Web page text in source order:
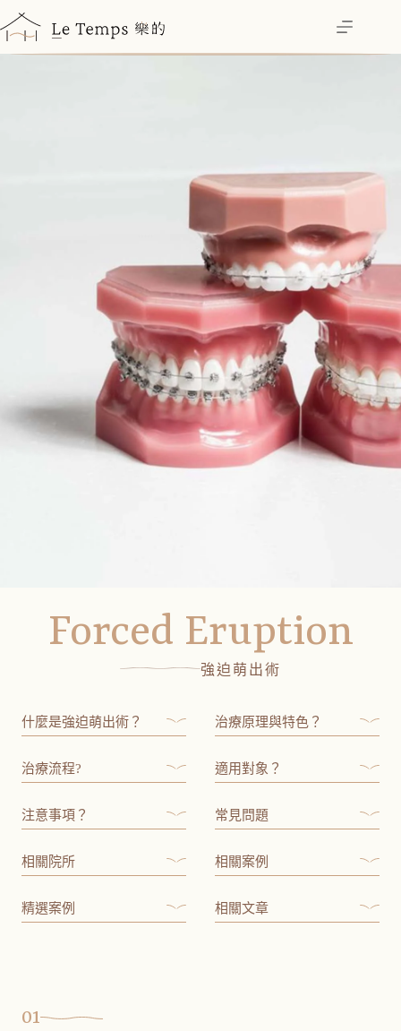
至
主
Forced Eruption
強迫萌出術
什麼是強迫萌出術？ 治療原理與特色？
治療流程? 適用對象？
注意事項？ 常見問題
相關院所 相關案例
精選案例 相關文章
01